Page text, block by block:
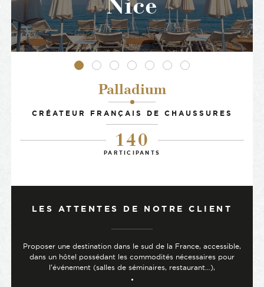
• • • • • • •
Palladium
-
CRÉATEUR FRANÇAIS DE CHAUSSURES
140
PARTICIPANTS
LES ATTENTES DE NOTRE CLIENT
Proposer une destination dans le sud de la France, accessible,
dans un hôtel possédant les commodités nécessaires pour
l’événement (salles de séminaires, restaurant…),